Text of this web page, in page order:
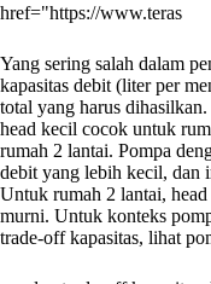
href="https://www.teras
Yang sering salah dalam
kapasitas debit (liter per
total yang harus
head kecil cocok untuk
rumah 2 lantai. Pompa
debit yang lebih kecil, dan
Untuk rumah 2 lantai,
murni. Untuk konteks
trade-off kapasitas, lihat